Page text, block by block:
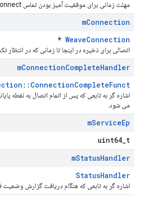
مهلت زمانی برای موفقیت آمیز بودن تماس Connect یا بازگشت یک خطا.
mConnection
WeaveConnection
*
اتصالی برای ذخیره در اینجا تا زمانی که در انتظار
mConnectionCompleteHandler
اشاره گر به تابعی که پس از اتمام اتصال به نقطه
می شود.
mServiceEp
uint64_t
mStatusHandler
StatusHandler
اشاره گر به تابعی که هنگام دریافت گزارش